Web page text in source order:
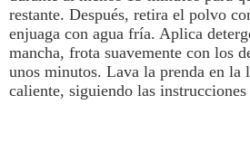
restante. Después, retira el polvo
enjuaga con agua fría. Aplica
mancha, frota suavemente con los
unos minutos. Lava la prenda en la
caliente, siguiendo las